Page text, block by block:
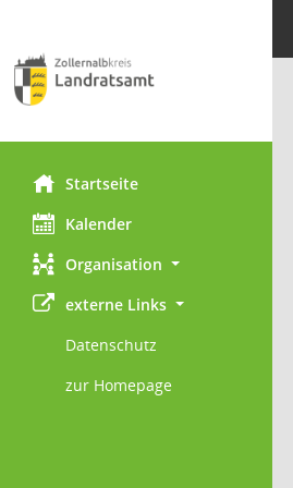
Startseite
Kalender
Organisation
externe Links
Datenschutz
zur Homepage